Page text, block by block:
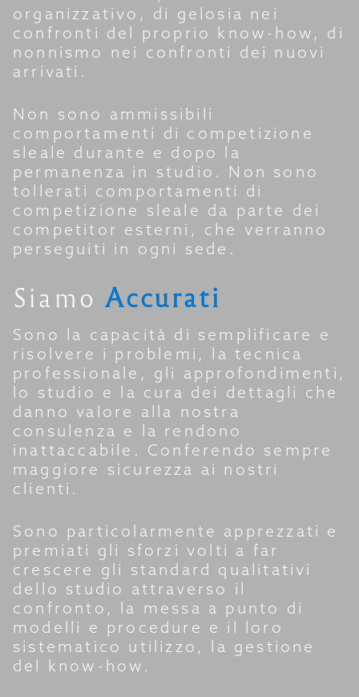
organizzativo, di gelosia nei
confronti del proprio know-how, di
nonnismo nei confronti dei nuovi
arrivati.
Non sono ammissibili
comportamenti di competizione
sleale durante e dopo la
permanenza in studio. Non sono
tollerati comportamenti di
competizione sleale da parte dei
competitor esterni, che verranno
perseguiti in ogni sede.
SiamoAccurati
Sono la capacità di semplificare e
risolvere i problemi, la tecnica
professionale, gli approfondimenti,
lo studio e la cura dei dettagli che
danno valore alla nostra
consulenza e la rendono
inattaccabile. Conferendo sempre
maggiore sicurezza ai nostri
clienti.
Sono particolarmente apprezzati e
premiati gli sforzi volti a far
crescere gli standard qualitativi
dello studio attraverso il
confronto, la messa a punto di
modelli e procedure e il loro
sistematico utilizzo, la gestione
del know-how.